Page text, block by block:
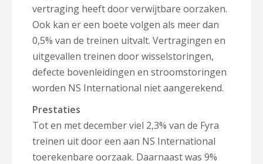
vertraging heeft door verwijtbare oorzaken.
Ook kan er een boete volgen als meer dan
0,5% van de treinen uitvalt. Vertragingen en
uitgevallen treinen door wisselstoringen,
defecte bovenleidingen en stroomstoringen
worden NS International niet aangerekend.
Prestaties
Tot en met december viel 2,3% van de Fyra
treinen uit door een aan NS International
toerekenbare oorzaak. Daarnaast was 9%